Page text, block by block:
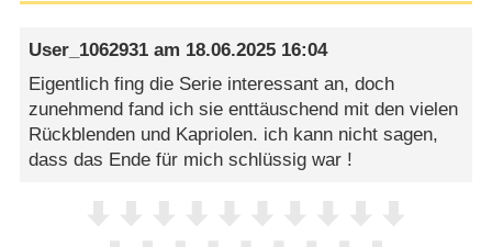
User_1062931 am 18.06.2025 16:04
Eigentlich fing die Serie interessant an, doch
zunehmend fand ich sie enttäuschend mit den vielen
Rückblenden und Kapriolen. ich kann nicht sagen,
dass das Ende für mich schlüssig war !